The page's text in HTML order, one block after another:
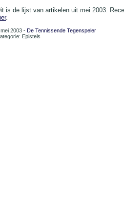
is de lijst van artikelen uit mei 2003.
.
2003 - De Tennissende Tegenspeler
Epistels